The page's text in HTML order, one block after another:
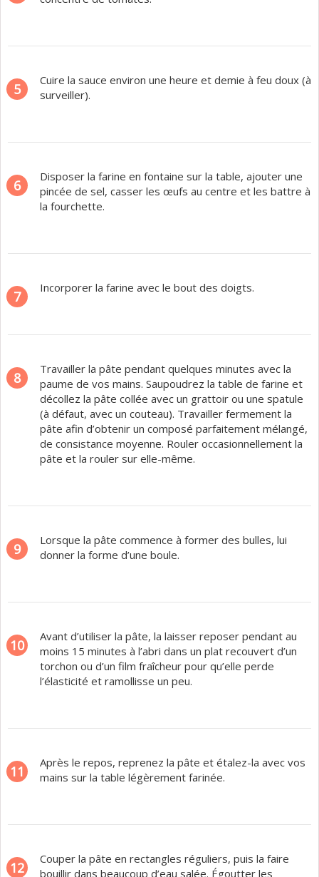
5
Cuire la sauce environ une heure et demie à feu doux (à
surveiller).
6
Disposer la farine en fontaine sur la table, ajouter une
pincée de sel, casser les œufs au centre et les battre à
la fourchette.
7
Incorporer la farine avec le bout des doigts.
8
Travailler la pâte pendant quelques minutes avec la
paume de vos mains. Saupoudrez la table de farine et
décollez la pâte collée avec un grattoir ou une spatule
(à défaut, avec un couteau). Travailler fermement la
pâte afin d’obtenir un composé parfaitement mélangé,
de consistance moyenne. Rouler occasionnellement la
pâte et la rouler sur elle-même.
9
Lorsque la pâte commence à former des bulles, lui
donner la forme d’une boule.
10
Avant d’utiliser la pâte, la laisser reposer pendant au
moins 15 minutes à l’abri dans un plat recouvert d’un
torchon ou d’un film fraîcheur pour qu’elle perde
l’élasticité et ramollisse un peu.
11
Après le repos, reprenez la pâte et étalez-la avec vos
mains sur la table légèrement farinée.
12
Couper la pâte en rectangles réguliers, puis la faire
bouillir dans beaucoup d’eau salée. Égoutter les